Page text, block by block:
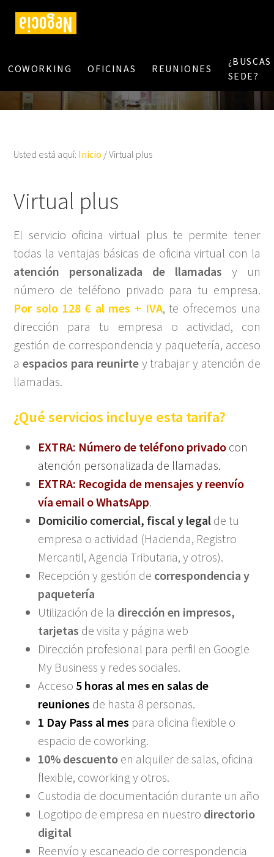
COWORKING OFICINAS REUNIONES
¿BUSCAS
SEDE?
Usted está aquí: Inicio /Virtual plus
Virtual plus
El servicio oficina virtual plus te permite tener
todas la ventajas básicas de oficina virtual con la
atención personalizada de llamadas y un
número de teléfono privado para tu empresa.
Por solo 128 € al mes + IVA, te ofrecemos una
dirección para tu empresa o actividad, con
gestión de correspondencia y paquetería, acceso
aespacios para reunirtey trabajar y atención de
llamadas.
¿Qué servicios incluye esta tarifa?
EXTRA: Número de teléfono privado con
atención personalizada de llamadas.
EXTRA: Recogida de mensajes y reenvío
vía email o WhatsApp.
Domicilio comercial, fiscal y legal de tu
empresa o actividad (Hacienda, Registro
Mercantil, Agencia Tributaria, y otros).
Recepción y gestión de correspondencia y
paquetería
Utilización de la dirección en impresos,
tarjetas de visita y página web
Dirección profesional para perfil en Google
My Business y redes sociales.
Acceso 5 horas al mes en salas de
reuniones de hasta 8 personas.
1 Day Pass al mes para oficina flexible o
espacio de coworking.
10% descuento en alquiler de salas, oficina
flexible, coworking y otros.
Custodia de documentación durante un año
Logotipo de empresa en nuestro directorio
digital
Reenvío y escaneado de correspondencia